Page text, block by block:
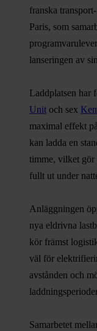
franska
Paris, som
lanseringen av
Laddplatsen har
Unit och sex
maximal effekt
kan ladda en
timme, vilket gör
fullt ut under
Anläggningen
nya eldrivna
kör främst
väl för
avstånden och
Samarbetet